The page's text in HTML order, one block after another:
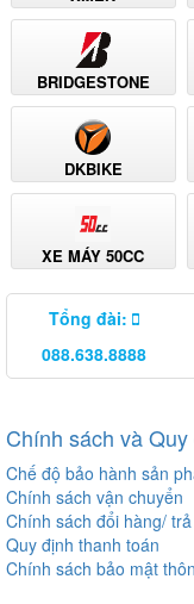
BRIDGESTONE
DKBIKE
XE MÁY 50CC
Tổng đài:
088.638.8888
Chính sách và Quy
Chế độ bảo hành sản
Chính sách vận chuyển
Chính sách đổi hàng/
Quy định thanh toán
Chính sách bảo mật